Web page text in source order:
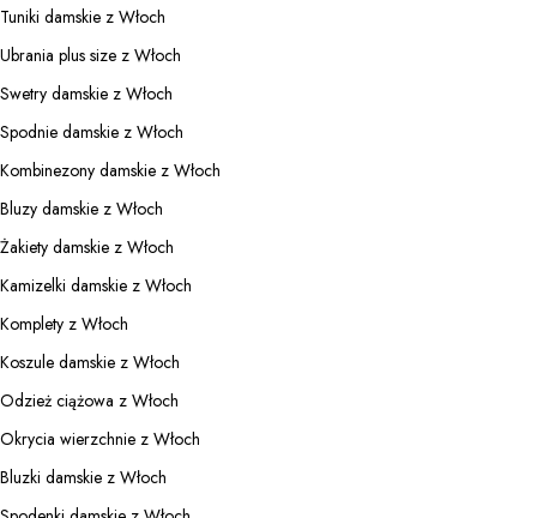
Tuniki damskie z Włoch
Ubrania plus size z Włoch
Swetry damskie z Włoch
Spodnie damskie z Włoch
Kombinezony damskie z Włoch
Bluzy damskie z Włoch
Żakiety damskie z Włoch
Kamizelki damskie z Włoch
Komplety z Włoch
Koszule damskie z Włoch
Odzież ciążowa z Włoch
Okrycia wierzchnie z Włoch
Bluzki damskie z Włoch